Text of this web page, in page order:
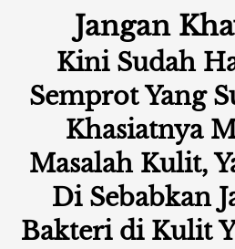
Jangan
Kini Sudah
Semprot Yang
Khasiatnya
Masalah Kulit,
Di Sebabkan
Bakteri di Kulit